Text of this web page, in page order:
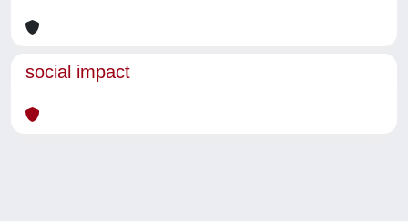
social impact